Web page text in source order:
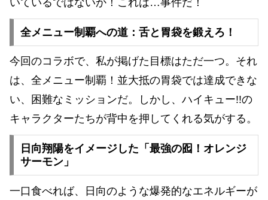
いているではないか！これは…事件だ！
全メニュー制覇への道：舌と胃袋を鍛えろ！
今回のコラボで、私が掲げた目標はただ一つ。それ
は、全メニュー制覇！並大抵の胃袋では達成できな
い、困難なミッションだ。しかし、ハイキュー!!の
キャラクターたちが背中を押してくれる気がする。
日向翔陽をイメージした「最強の囮！オレンジ
サーモン」
一口食べれば、日向のような爆発的なエネルギーが